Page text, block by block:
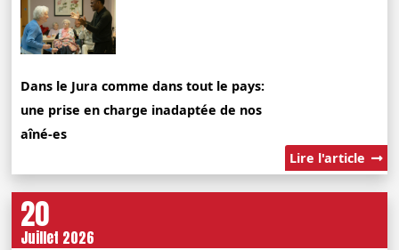
Dans le Jura comme dans tout le pays:
une prise en charge inadaptée de nos
aîné-es
Lire l'article
20
Juillet 2026